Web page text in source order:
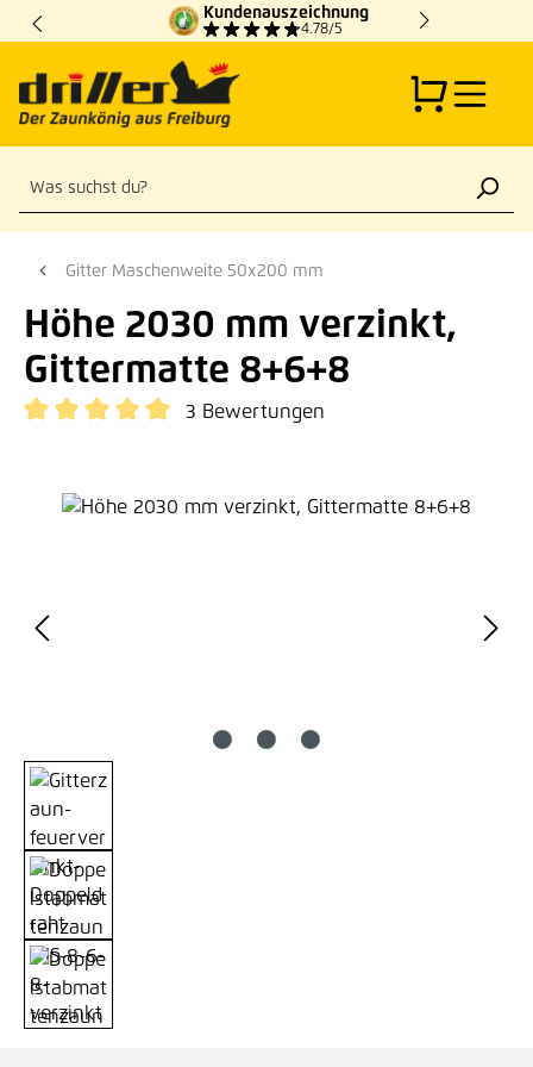
Zum Hauptinhalt springen
Kundenauszeichnung
4.78/5
Gitter Maschenweite 50x200 mm
Höhe 2030 mm verzinkt,
Gittermatte 8+6+8
3 Bewertungen
Bildergalerie überspringen